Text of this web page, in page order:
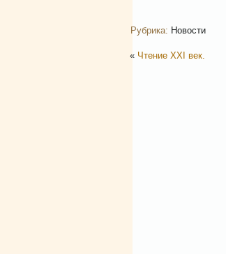
Рубрика: Новости
« Чтение XXI век.